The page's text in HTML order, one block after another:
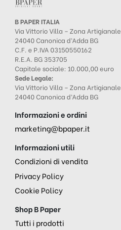
B PAPER ITALIA
Via Vittorio Villa – Zona Artigianale
24040 Canonica d’Adda BG
C.F. e P.IVA 03150550162
R.E.A. BG 353705
Capitale sociale: 10.000,00 euro
Sede Legale:
Via Vittorio Villa – Zona Artigianale
24040 Canonica d’Adda BG
Informazioni e ordini
marketing@bpaper.it
Informazioni utili
Condizioni di vendita
Privacy Policy
Cookie Policy
Shop B Paper
Tutti i prodotti